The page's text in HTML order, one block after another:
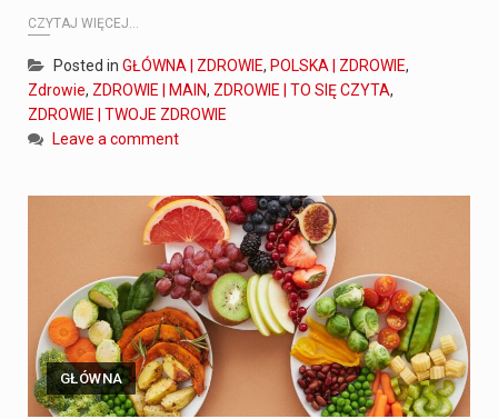
CZYTAJ WIĘCEJ...
Posted in GŁÓWNA | ZDROWIE, POLSKA | ZDROWIE,
Zdrowie, ZDROWIE | MAIN, ZDROWIE | TO SIĘ CZYTA,
ZDROWIE | TWOJE ZDROWIE
Leave a comment
GŁÓWNA